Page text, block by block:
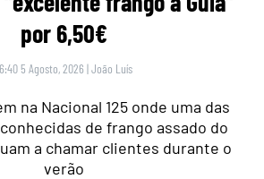
por 6,50€
5 Agosto, 2026 |João Luís
na Nacional 125 onde uma das
de frango assado do
a chamar clientes durante o
verão